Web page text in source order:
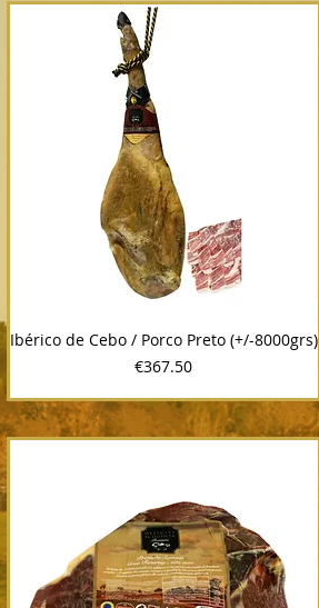
Ibérico de Cebo / Porco Preto (+/-8000grs)
Price
€367.50